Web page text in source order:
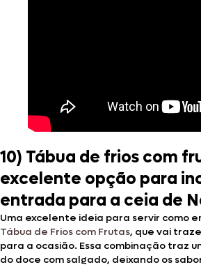
10) Tábua de frios com
excelente opção para
entrada para a ceia de
Uma excelente ideia para servir como
Tábua de Frios com Frutas, que vai
para a ocasião. Essa combinação traz
do doce com salgado, deixando os